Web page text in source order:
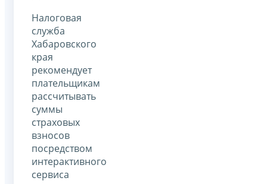
Налоговая
служба
Хабаровского
края
рекомендует
плательщикам
рассчитывать
суммы
страховых
взносов
посредством
интерактивного
сервиса